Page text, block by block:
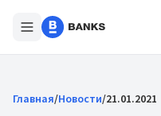
Главная/Новости/21.01.2021